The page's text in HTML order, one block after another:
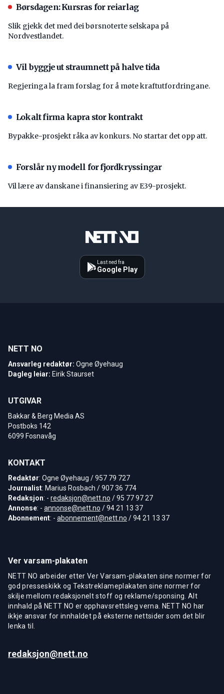
Børsdagen: Kursras for reiarlag
Slik gjekk det med dei børsnoterte selskapa på
Nordvestlandet.
Vil byggje ut straumnett på halve tida
Regjeringa la fram forslag for å møte kraftutfordringane.
Lokalt firma kapra stor kontrakt
Bypakke-prosjekt råka av konkurs. No startar det opp att.
Forslår ny modell for fjordkryssingar
Vil lære av danskane i finansiering av E39-prosjekt.
Last ned fra
Google Play
NETT NO
Ansvarleg redaktør: Ogne Øyehaug
Dagleg leiar: Eirik Staurset
UTGIVAR
Bakkar & Berg Media AS
Postboks 142
6099 Fosnavåg
KONTAKT
Redaktør: Ogne Øyehaug / 957 79 727
Journalist: Marius Rosbach / 907 36 774
Redaksjon: - redaksjon@nett.no / 95 77 97 27
Annonse: - annonse@nett.no / 94 21 13 37
Abonnement: - abonnement@nett.no / 94 21 13 37
Ver varsam-plakaten
NETT NO arbeider etter Ver Varsam-plakaten sine normer for
god presseskikk og Tekstreklameplakaten sine normer for
skilje mellom redaksjonelt stoff og reklame/sponsing. Alt
innhald på NETT NO er opphavsrettsleg verna. NETT NO har
ikkje ansvar for innhaldet på eksterne nettsider som det blir
lenka til.
redaksjon@nett.no